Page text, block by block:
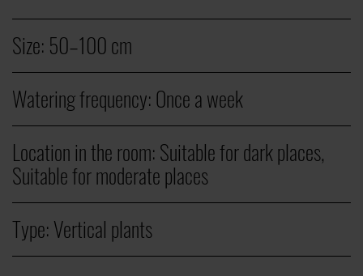
Size: 50–100 cm
Watering frequency:Once a week
Location in the room:Suitable for dark places,
Suitable for moderate places
Type:Vertical plants